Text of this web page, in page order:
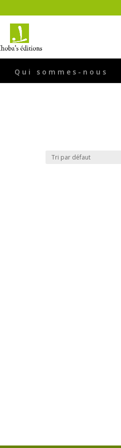
Qui sommes-nous